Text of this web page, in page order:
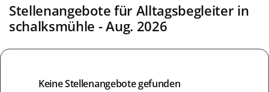
Stellenangebote für Alltagsbegleiter in
schalksmühle - Aug. 2026
Keine Stellenangebote gefunden